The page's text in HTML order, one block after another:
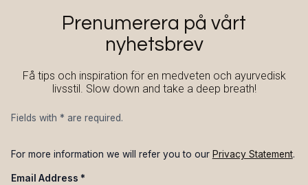
Prenumerera på vårt
nyhetsbrev
Få tips och inspiration för en medveten och ayurvedisk
livsstil. Slow down and take a deep breath!
Fields with * are required.
For more information we will refer you to our Privacy Statement.
Email Address *